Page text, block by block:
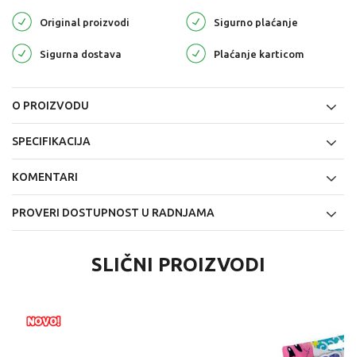
Original proizvodi Sigurno plaćanje
Sigurna dostava Plaćanje karticom
O PROIZVODU
SPECIFIKACIJA
KOMENTARI
PROVERI DOSTUPNOST U RADNJAMA
SLIČNI PROIZVODI